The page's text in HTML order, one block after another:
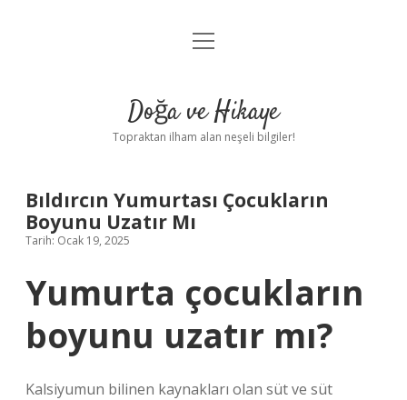
Anasayfa
Yasal Uyarı
menüyü
Doğa ve Hikaye
Topraktan ilham alan neşeli bilgiler!
Bıldırcın Yumurtası Çocukların
Boyunu Uzatır Mı
Tarih: Ocak 19, 2025
Yumurta çocukların
boyunu uzatır mı?
Kalsiyumun bilinen kaynakları olan süt ve süt